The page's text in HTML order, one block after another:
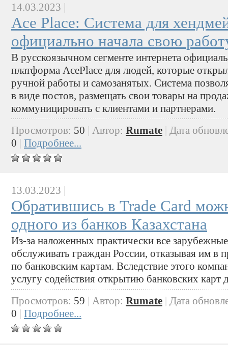
14.03.2023
Ace Place: Система для
официально начала свою
В русскоязычном сегменте интернета
платформа AcePlace для людей, которые
ручной работы и самозанятых. Система
в виде постов, размещать свои товары на
коммуницировать с клиентами и партнерами.
Просмотров: 50 Автор: Rumate
Дата
0
Подробнее...
13.03.2023 |
Обратившись в Trade Card
одного из банков Казахстана
Из-за наложенных практически все
обслуживать граждан России, отказывая им в
по банковским картам. Вследствие этого
услугу содействия открытию банковских карт
Просмотров: 59 | Автор: Rumate | Дата
0 | Подробнее...